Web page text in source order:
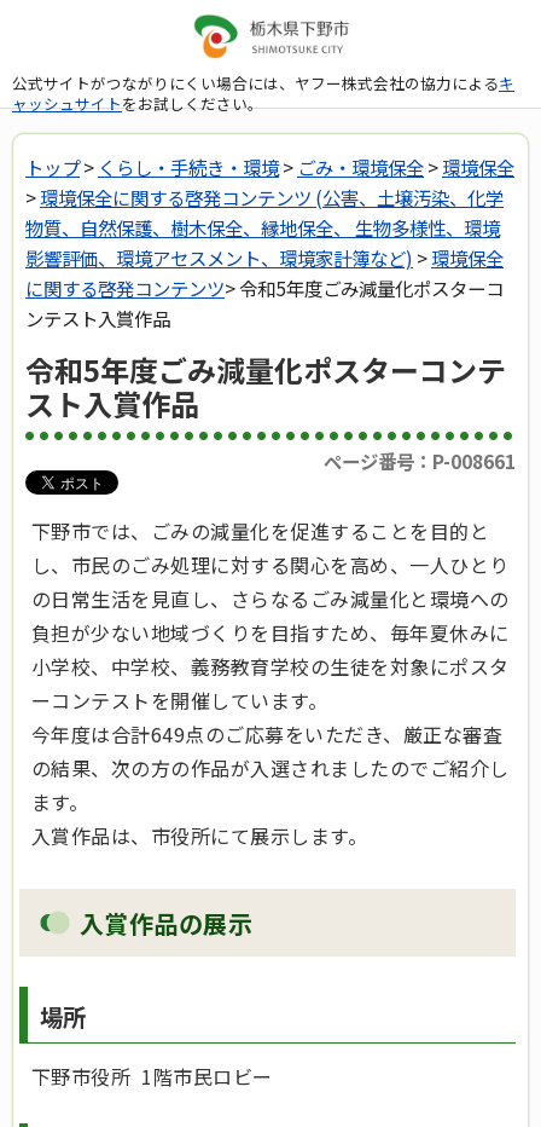
公式サイトがつながりにくい場合には、ヤフー株式会社の協力によるキ
ャッシュサイトをお試しください。
トップ> くらし・手続き・環境> ごみ・環境保全>環境保全
>環境保全に関する啓発コンテンツ (公害、土壌汚染、化学
物質、自然保護、樹木保全、縁地保全、 生物多様性、環境
影響評価、環境アセスメント、環境家計簿など) >環境保全
に関する啓発コンテンツ> 令和5年度ごみ減量化ポスターコ
ンテスト入賞作品
令和5年度ごみ減量化ポスターコンテ
スト入賞作品
ページ番号：P-008661
下野市では、ごみの減量化を促進することを目的と
し、市民のごみ処理に対する関心を高め、一人ひとり
の日常生活を見直し、さらなるごみ減量化と環境への
負担が少ない地域づくりを目指すため、毎年夏休みに
小学校、中学校、義務教育学校の生徒を対象にポスタ
ーコンテストを開催しています。
今年度は合計649点のご応募をいただき、厳正な審査
の結果、次の方の作品が入選されましたのでご紹介し
ます。
入賞作品は、市役所にて展示します。
入賞作品の展示
場所
下野市役所 1階市民ロビー